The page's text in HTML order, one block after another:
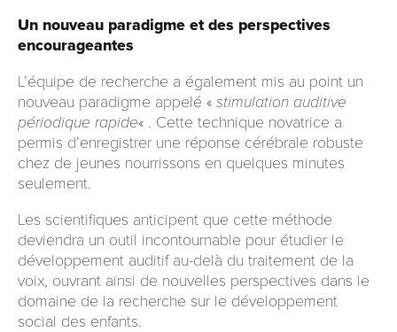
Un nouveau paradigme et des perspectives
encourageantes
L’équipe de recherche a également mis au point un
nouveau paradigme appelé « stimulation auditive
périodique rapide« . Cette technique novatrice a
permis d’enregistrer une réponse cérébrale robuste
chez de jeunes nourrissons en quelques minutes
seulement.
Les scientifiques anticipent que cette méthode
deviendra un outil incontournable pour étudier le
développement auditif au-delà du traitement de la
voix, ouvrant ainsi de nouvelles perspectives dans le
domaine de la recherche sur le développement
social des enfants.